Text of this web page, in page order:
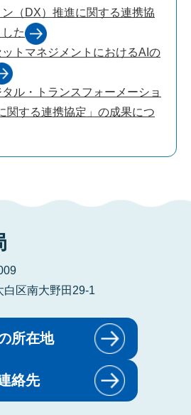
（DX）推進に関する連携協
た
トマネジメントにおけるAIの
タル・トランスフォーメーショ
関する連携協定」の成果につ
区南大野田29-1
所在地
絡先